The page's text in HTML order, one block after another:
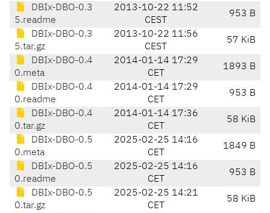
DBIx-DBO-0.3
5.readme
2013-10-22 11:52
CEST
953 B
DBIx-DBO-0.3
5.tar.gz
2013-10-22 11:56
CEST
57 KiB
DBIx-DBO-0.4
0.meta
2014-01-14 17:29
CET
1893 B
DBIx-DBO-0.4
0.readme
2014-01-14 17:29
CET
953 B
DBIx-DBO-0.4
0.tar.gz
2014-01-14 17:36
CET
58 KiB
DBIx-DBO-0.5
0.meta
2025-02-25 14:16
CET
1849 B
DBIx-DBO-0.5
0.readme
2025-02-25 14:16
CET
953 B
DBIx-DBO-0.5
0.tar.gz
2025-02-25 14:21
CET
58 KiB